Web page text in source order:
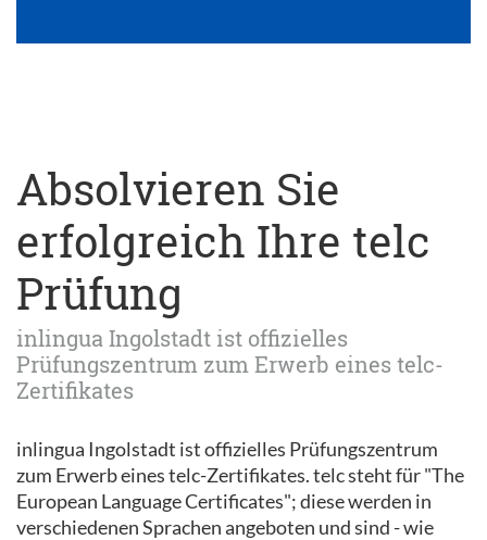
Absolvieren Sie
erfolgreich Ihre telc
Prüfung
inlingua Ingolstadt ist offizielles
Prüfungszentrum zum Erwerb eines telc-
Zertifikates
inlingua Ingolstadt ist offizielles Prüfungszentrum
zum Erwerb eines telc-Zertifikates. telc steht für "The
European Language Certificates"; diese werden in
verschiedenen Sprachen angeboten und sind - wie